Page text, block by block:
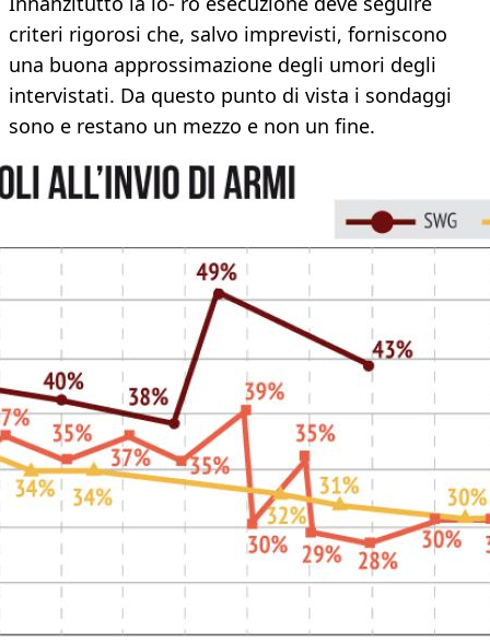
criteri rigorosi che, salvo imprevisti, forniscono
una buona approssimazione degli umori degli
intervistati. Da questo punto di vista i sondaggi
sono e restano un mezzo e non un fine.